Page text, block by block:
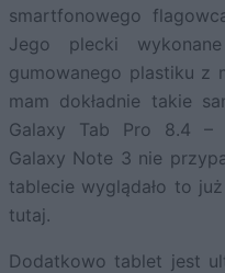
smartfonowego
Jego plecki
gumowanego plastiku z
mam dokładnie takie
Galaxy Tab Pro 8.4 –
Galaxy Note 3 nie
tablecie wyglądało to
tutaj.
Dodatkowo tablet jest